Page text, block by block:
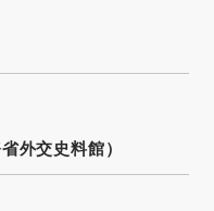
外交史料館）